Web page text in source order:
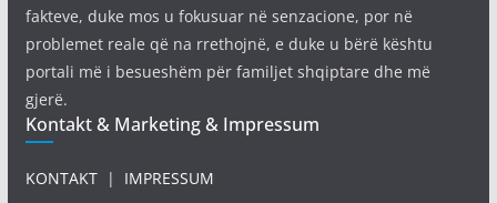
fakteve, duke mos u fokusuar në senzacione, por në
problemet reale që na rrethojnë, e duke u bërë kështu
portali më i besueshëm për familjet shqiptare dhe më
gjerë.
Kontakt & Marketing & Impressum
KONTAKT| IMPRESSUM